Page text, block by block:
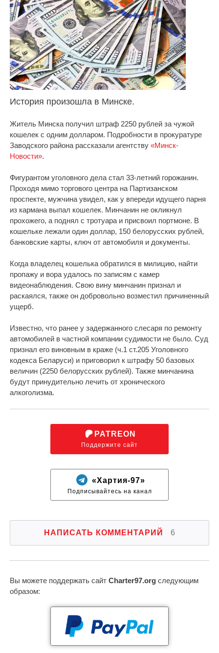
История произошла в Минске.
Житель Минска получил штраф 2250 рублей за чужой
кошелек с одним долларом. Подробности в прокуратуре
Заводского района рассказали агентству «Минск-
Новости».
Фигурантом уголовного дела стал 33-летний горожанин.
Проходя мимо торгового центра на Партизанском
проспекте, мужчина увидел, как у впереди идущего парня
из кармана выпал кошелек. Минчанин не окликнул
прохожего, а поднял с тротуара и присвоил портмоне. В
кошельке лежали один доллар, 150 белорусских рублей,
банковские карты, ключ от автомобиля и документы.
Когда владелец кошелька обратился в милицию, найти
пропажу и вора удалось по записям с камер
видеонаблюдения. Свою вину минчанин признал и
раскаялся, также он добровольно возместил причиненный
ущерб.
Известно, что ранее у задержанного слесаря по ремонту
автомобилей в частной компании судимости не было. Суд
признал его виновным в краже (ч.1 ст.205 Уголовного
кодекса Беларуси) и приговорил к штрафу 50 базовых
величин (2250 белорусских рублей). Также минчанина
будут принудительно лечить от хронического
алкоголизма.
PATREON
Поддержите сайт
«Хартия-97»
Подписывайтесь на канал
НАПИСАТЬ КОММЕНТАРИЙ 6
Вы можете поддержать сайт Charter97.org следующим
образом: